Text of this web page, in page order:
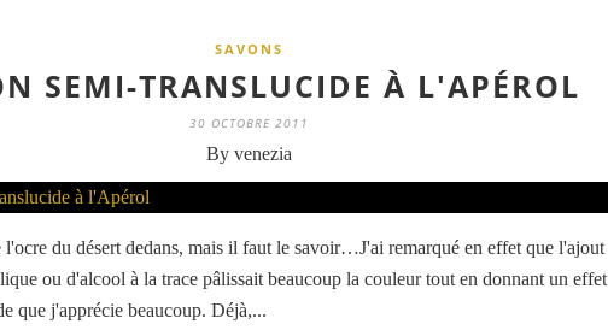
SAVONS
SEMI-TRANSLUCIDE À L'APÉROL
30 OCTOBRE 2011
By venezia
du désert dedans, mais il faut le savoir…J'ai remarqué en effet que l'ajout
ou d'alcool à la trace pâlissait beaucoup la couleur tout en donnant un effet
que j'apprécie beaucoup. Déjà,...